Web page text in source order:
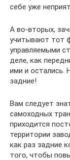
себе уже
А во-вторых,
учитывают тот
управляемыми
деле, как
ими и остались.
задние!
Вам следует
самоходных
приходится
территории
как раз задние
того, чтобы